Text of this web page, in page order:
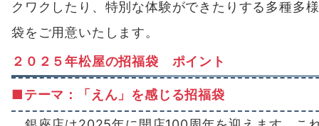
クワクしたり、特別な体験ができたりする多種多
袋をご用意いたします。
２０２５年松屋の招福袋 ポイント
■テーマ：「えん」を感じる招福袋